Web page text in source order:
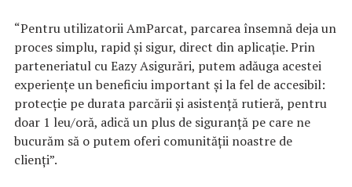
“Pentru utilizatorii AmParcat, parcarea însemnă deja un
proces simplu, rapid și sigur, direct din aplicație. Prin
parteneriatul cu Eazy Asigurări, putem adăuga acestei
experiențe un beneficiu important și la fel de accesibil:
protecție pe durata parcării și asistență rutieră, pentru
doar 1 leu/oră, adică un plus de siguranță pe care ne
bucurăm să o putem oferi comunității noastre de
clienți”.